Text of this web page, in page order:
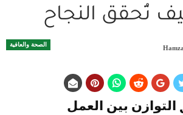
تُحقق النجاح
الصحة والعافية
التوازن بين العمل